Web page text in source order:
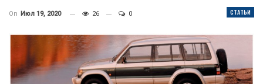
СТАТЬИ
On Июл 19, 2020 26 0